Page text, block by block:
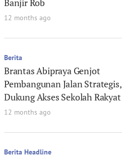
Banjir Rob
12 months ago
Berita
Brantas Abipraya Genjot
Pembangunan Jalan Strategis,
Dukung Akses Sekolah Rakyat
12 months ago
Berita Headline